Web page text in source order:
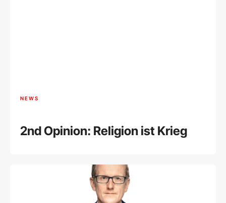
NEWS
2nd Opinion: Religion ist Krieg